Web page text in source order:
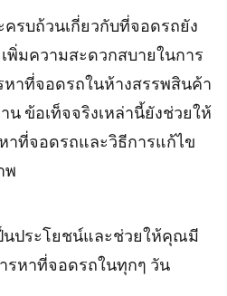
รบถ้วนเกี่ยวกับที่จอดรถยัง
พิ่มความสะดวกสบายในการ
หาที่จอดรถในห้างสรรพสินค้า
ข้อเท็จจริงเหล่านี้ยังช่วยให้
าที่จอดรถและวิธีการแก้ไข
พ
นประโยชน์และช่วยให้คุณมี
หาที่จอดรถในทุกๆ วัน